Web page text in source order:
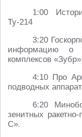
1:00
Ту-214
3:20
информацию о
комплексов
4:10 Про
подводных
6:20
зенитных
С».